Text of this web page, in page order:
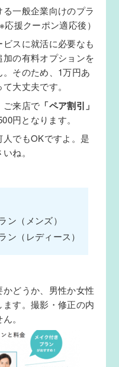
一般企業向けのプラ
応援クーポン適応後）
スに就活に必要なも
の有料オプションを
そのため、1万円あ
大丈夫です。
ご来店で 「ペア割引」
円となります。
でもOKですよ。是
ね。
（メンズ）
（レディース）
どうか、男性か女性
す。撮影・修正の内
。